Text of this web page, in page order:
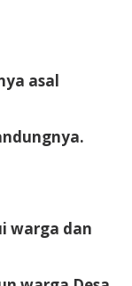
asal
warga dan